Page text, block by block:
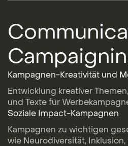
Kampagnen-Kreativität und
Entwicklung kreativer
und Texte für
Soziale Impact-Kampagnen
Kampagnen zu wichtigen
wie Neurodiversität,